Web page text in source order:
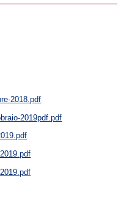
2018.pdf
2019pdf.pdf